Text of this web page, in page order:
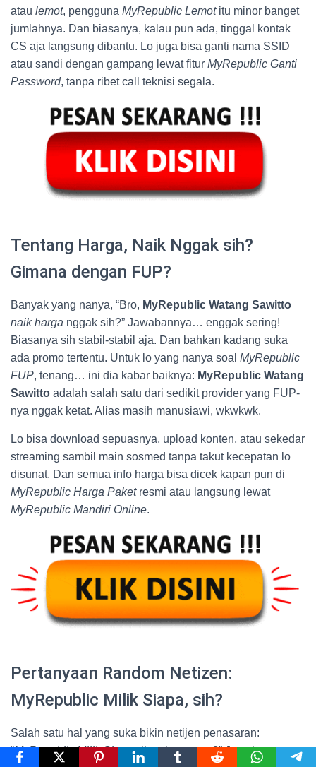
atau lemot, pengguna MyRepublic Lemotitu minor banget
jumlahnya. Dan biasanya, kalau pun ada, tinggal kontak
CS aja langsung dibantu. Lo juga bisa ganti nama SSID
atau sandi dengan gampang lewat fitur MyRepublic Ganti
Password, tanpa ribet call teknisi segala.
Tentang Harga, Naik Nggak sih?
Gimana dengan FUP?
Banyak yang nanya, “Bro, MyRepublic Watang Sawitto
naik harga nggak sih?” Jawabannya… enggak sering!
Biasanya sih stabil-stabil aja. Dan bahkan kadang suka
ada promo tertentu. Untuk lo yang nanya soal MyRepublic
FUP, tenang… ini dia kabar baiknya: MyRepublic Watang
Sawitto adalah salah satu dari sedikit provider yang FUP-
nya nggak ketat. Alias masih manusiawi, wkwkwk.
Lo bisa download sepuasnya, upload konten, atau sekedar
streaming sambil main sosmed tanpa takut kecepatan lo
disunat. Dan semua info harga bisa dicek kapan pun di
MyRepublic Harga Paketresmi atau langsung lewat
MyRepublic Mandiri Online.
Pertanyaan Random Netizen:
MyRepublic Milik Siapa, sih?
Salah satu hal yang suka bikin netijen penasaran:
“MyRepublic Milik Siapasih sebenernya?” Jawabannya